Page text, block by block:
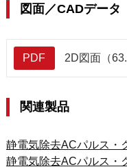
図面／CADデータ
PDF 2D図面（
関連製品
静電気除去ACパルス・
静電気除去ACパルス・